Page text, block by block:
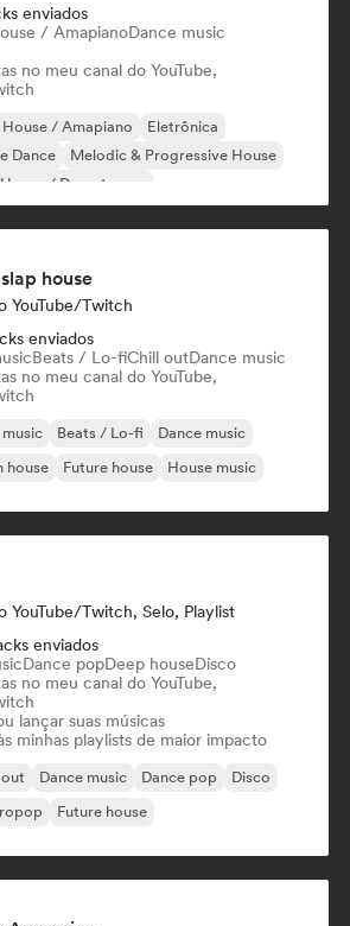
enviados
/ AmapianoDance music
no meu canal do YouTube,
/ Amapiano
Eletrônica
Dance
Melodic & Progressive House
/ Downtempo
house
YouTube/Twitch
enviados
Beats / Lo-fiChill outDance music
no meu canal do YouTube,
music Beats / Lo-fi
Dance music
house Future house House music
YouTube/Twitch, Selo, Playlist
enviados
Dance popDeep houseDisco
no meu canal do YouTube,
lançar suas músicas
minhas playlists de maior impacto
Dance music Dance pop
Disco
Future house